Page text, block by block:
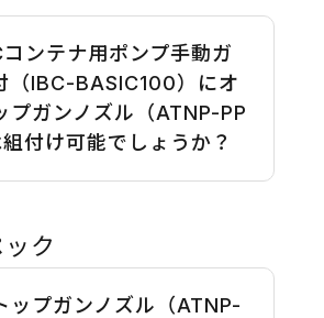
ンテナ用ポンプ手動ガ
（IBC-BASIC100）にオ
プガンノズル（ATNP-PP
付け可能でしょうか？
ク
ップガンノズル（ATNP-